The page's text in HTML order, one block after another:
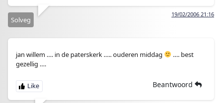
19/02/2006 21:16
Solveg
jan willem …. in de paterskerk ….. ouderen middag
…. best
gezellig ….
Beantwoord